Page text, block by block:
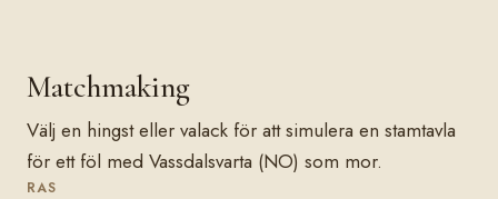
Matchmaking
Välj en hingst eller valack för att simulera en stamtavla
för ett föl med Vassdalsvarta (NO) som mor.
RAS